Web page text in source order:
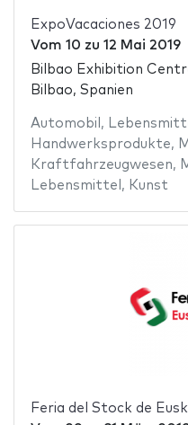
ExpoVacaciones 2019
Vom 10 zu 12 Mai 2019
Bilbao Exhibition
Bilbao, Spanien
Automobil ,
Handwerksprodukte,
Kraftfahrzeugwesen,
Lebensmittel , Kunst
Feria del Stock de